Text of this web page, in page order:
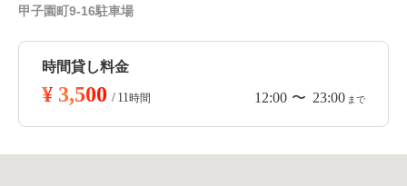
甲子園町9-16駐車場
時間貸し料金
¥ 3,500 / 11時間 12:00 〜 23:00 まで